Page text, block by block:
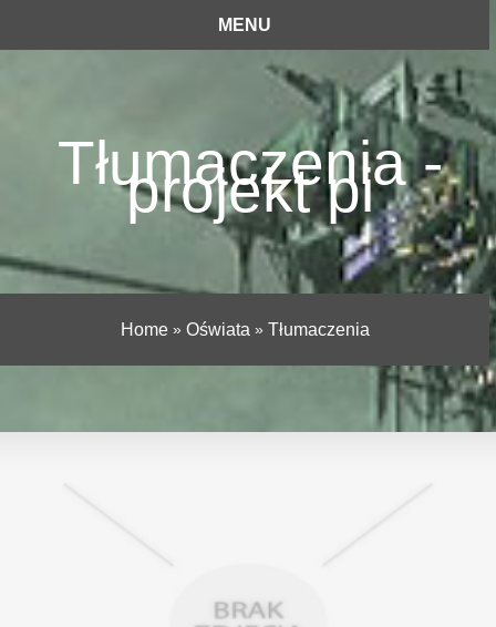
MENU
Tłumaczenia -
projekt pi
Home» Oświata » Tłumaczenia